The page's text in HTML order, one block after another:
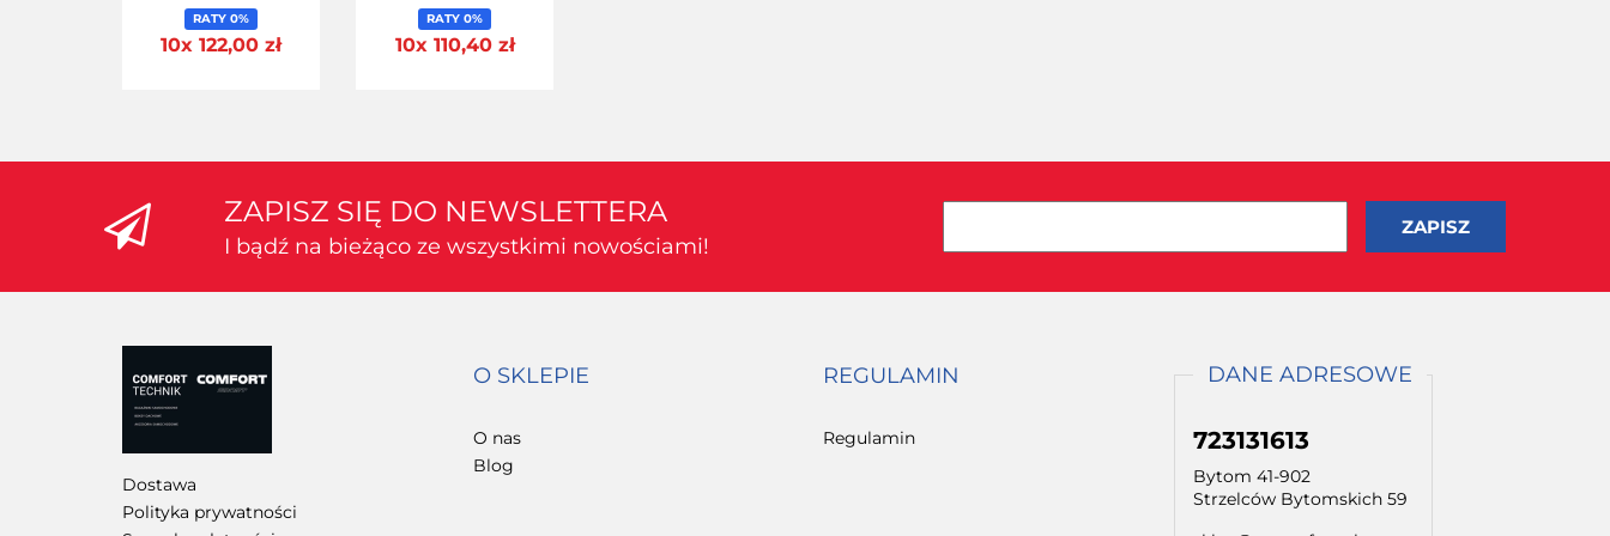
BAGAŻNIKA 4 SZT
RATY 0%
10x 122,00 zł
BAGAŻNIKA 3 SZT
RATY 0%
10x 110,40 zł
ZAPISZ SIĘ DO NEWSLETTERA
I bądź na bieżąco ze wszystkimi nowościami!
Dostawa
Polityka prywatności
O SKLEPIE
O nas
Blog
REGULAMIN
Regulamin
DANE ADRESOWE
723131613
Bytom 41-902
Strzelców Bytomskich 59